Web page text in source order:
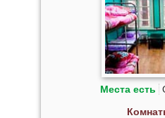
Места есть